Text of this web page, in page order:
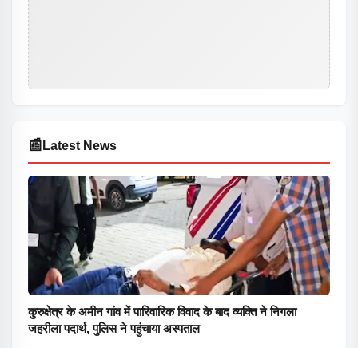
📰 Latest News
कुरुक्षेत्र के अमीन गांव में पारिवारिक विवाद के बाद व्यक्ति ने निगला
जहरीला पदार्थ, पुलिस ने पहुंचाया अस्पताल